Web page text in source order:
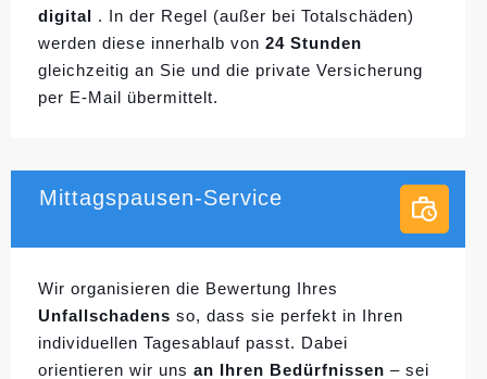
digital . In der Regel (außer bei Totalschäden)
werden diese innerhalb von 24 Stunden
gleichzeitig an Sie und die private Versicherung
per E-Mail übermittelt.
Mittagspausen-Service
Wir organisieren die Bewertung Ihres
Unfallschadens so, dass sie perfekt in Ihren
individuellen Tagesablauf passt. Dabei
orientieren wir uns an Ihren Bedürfnissen – sei